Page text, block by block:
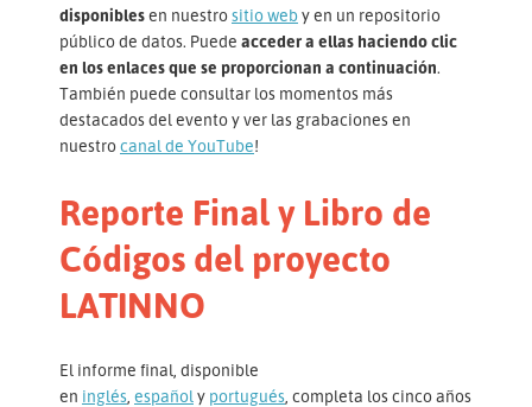
disponiblesen nuestrositio weby en un repositorio
público de datos. Puede acceder a ellas haciendo clic
en los enlaces que se proporcionan a continuación.
También puede consultar los momentos más
destacados del evento y ver las grabaciones en
nuestrocanal de YouTube!
Reporte Final y Libro de
Códigos del proyecto
LATINNO
El informe final, disponible
en inglés español y portugués , completa los cinco años